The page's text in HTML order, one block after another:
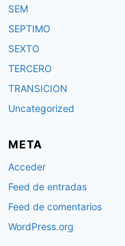
SEM
SEPTIMO
SEXTO
TERCERO
TRANSICION
Uncategorized
META
Acceder
Feed de entradas
Feed de comentarios
WordPress.org